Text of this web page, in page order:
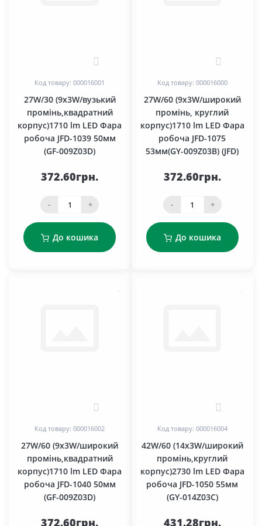
0
Код товару: 000016001
27W/30 (9x3W/вузький
промінь,квадратний
корпус)1710 lm LED Фара
робоча JFD-1039 50мм
(GF-009Z03D)
372.60грн.
- +
До кошика
0
Код товару: 000016000
27W/60 (9x3W/широкий
промінь, круглий
корпус)1710 lm LED Фара
робоча JFD-1075
53мм(GY-009Z03В) (JFD)
372.60грн.
- +
До кошика
0
Код товару: 000016002
27W/60 (9x3W/широкий
промінь,квадратний
корпус)1710 lm LED Фара
робоча JFD-1040 50мм
(GF-009Z03D)
372.60грн.
0
Код товару: 000016004
42W/60 (14x3W/широкий
промінь,круглий
корпус)2730 lm LED Фара
робоча JFD-1050 55мм
(GY-014Z03С)
431.28грн.